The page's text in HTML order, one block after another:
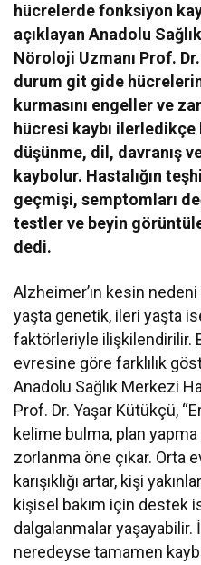
hücrelerde fonksiyon
açıklayan Anadolu
Nöroloji Uzmanı Prof.
durum git gide
kurmasını engeller ve
hücresi kaybı ilerledikçe
düşünme, dil, davranış
kaybolur. Hastalığın
geçmişi, semptomları
testler ve beyin
dedi.
Alzheimer’ın kesin
yaşta genetik, ileri yaşta
faktörleriyle ilişkilendirilir.
evresine göre farklılık
Anadolu Sağlık Merkezi
Prof. Dr. Yaşar Kütükçü,
kelime bulma, plan
zorlanma öne çıkar. Orta
karışıklığı artar, kişi
kişisel bakım için destek
dalgalanmalar yaşayabilir.
neredeyse tamamen